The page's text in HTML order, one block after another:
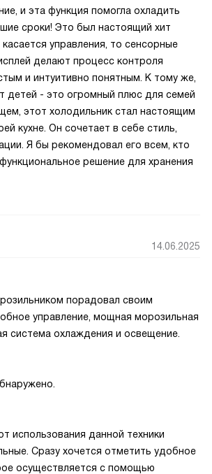
и эта функция помогла охладить
сроки! Это был настоящий хит
управления, то сенсорные
делают процесс контроля
и интуитивно понятным. К тому же,
детей - это огромный плюс для семей
этот холодильник стал настоящим
кухне. Он сочетает в себе стиль,
Я бы рекомендовал его всем, кто
решение для хранения
14.06.2025
порадовал своим
управление, мощная морозильная
система охлаждения и освещение.
использования данной техники
Сразу хочется отметить удобное
осуществляется с помощью